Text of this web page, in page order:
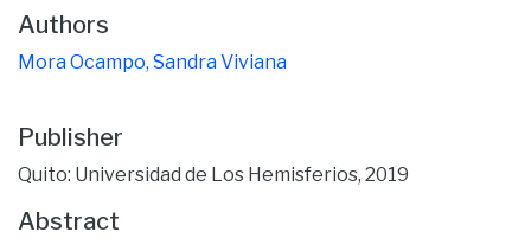
Authors
Mora Ocampo, Sandra Viviana
Publisher
Quito: Universidad de Los Hemisferios, 2019
Abstract